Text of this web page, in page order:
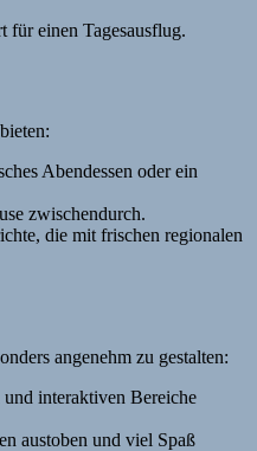
für einen Tagesausflug.
Abendessen oder ein
zwischendurch.
die mit frischen regionalen
angenehm zu gestalten:
interaktiven Bereiche
austoben und viel Spaß